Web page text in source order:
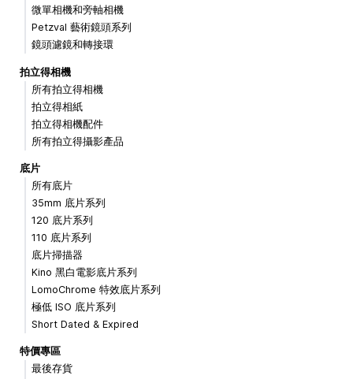
微單相機和旁軸相機
Petzval 藝術鏡頭系列
鏡頭濾鏡和轉接環
拍立得相機
所有拍立得相機
拍立得相紙
拍立得相機配件
所有拍立得攝影產品
底片
所有底片
35mm 底片系列
120 底片系列
110 底片系列
底片掃描器
Kino 黑白電影底片系列
LomoChrome 特效底片系列
極低 ISO 底片系列
Short Dated & Expired
特價專區
最後存貨